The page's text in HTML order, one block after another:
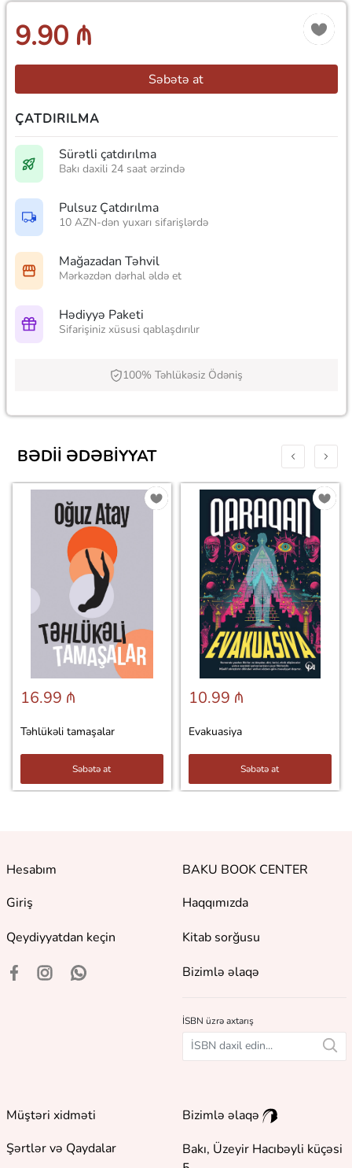
9.90 ₼
Səbətə at
ÇATDIRILMA
Sürətli çatdırılma
Bakı daxili 24 saat ərzində
Pulsuz Çatdırılma
10 AZN-dən yuxarı sifarişlərdə
Mağazadan Təhvil
Mərkəzdən dərhal əldə et
Hədiyyə Paketi
Sifarişiniz xüsusi qablaşdırılır
100% Təhlükəsiz Ödəniş
BƏDII ƏDƏBIYYAT
16.99 ₼
Təhlükəli tamaşalar
Səbətə at
10.99 ₼
Evakuasiya
Səbətə at
Hesabım
Giriş
Qeydiyyatdan keçin
BAKU BOOK CENTER
Haqqımızda
Kitab sorğusu
Bizimlə əlaqə
İSBN üzrə axtarış
Müştəri xidməti
Şərtlər və Qaydalar
Bizimlə əlaqə
Bakı, Üzeyir Hacıbəyli küçəsi